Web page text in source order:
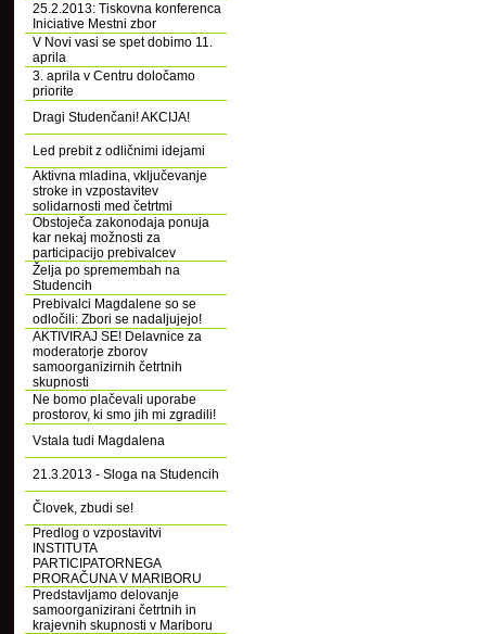
25.2.2013: Tiskovna konferenca
Iniciative Mestni zbor
V Novi vasi se spet dobimo 11.
aprila
3. aprila v Centru določamo
priorite
Dragi Studenčani! AKCIJA!
Led prebit z odličnimi idejami
Aktivna mladina, vključevanje
stroke in vzpostavitev
solidarnosti med četrtmi
Obstoječa zakonodaja ponuja
kar nekaj možnosti za
participacijo prebivalcev
Želja po spremembah na
Studencih
Prebivalci Magdalene so se
odločili: Zbori se nadaljujejo!
AKTIVIRAJ SE! Delavnice za
moderatorje zborov
samoorganizirnih četrtnih
skupnosti
Ne bomo plačevali uporabe
prostorov, ki smo jih mi zgradili!
Vstala tudi Magdalena
21.3.2013 - Sloga na Studencih
Človek, zbudi se!
Predlog o vzpostavitvi
INSTITUTA
PARTICIPATORNEGA
PRORAČUNA V MARIBORU
Predstavljamo delovanje
samoorganizirani četrtnih in
krajevnih skupnosti v Mariboru